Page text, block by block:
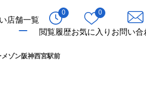
店舗一覧
0
閲覧履歴
0
お気に入り お問い合
メゾン阪神西宮駅前